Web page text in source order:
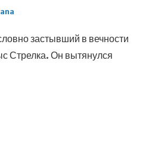
застывший в вечности
Стрелка. Он вытянулся